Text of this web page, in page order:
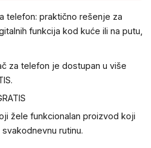
telefon: praktično rešenje za
funkcija kod kuće ili na putu,
za telefon je dostupan u više
žele funkcionalan proizvod koji
rutinu.